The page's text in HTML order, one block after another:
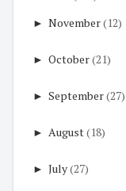
► November(12)
► October(21)
► September(27)
► August(18)
► July(27)